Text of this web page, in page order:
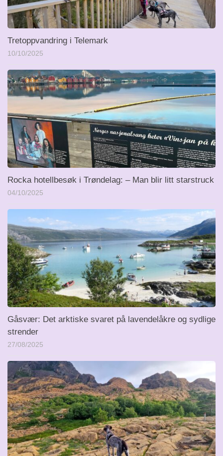
Tretoppvandring i Telemark
10/10/2025
Rocka hotellbesøk i Trøndelag: – Man blir litt starstruck
04/10/2025
Gåsvær: Det arktiske svaret på lavendelåkre og sydlige
strender
27/08/2025